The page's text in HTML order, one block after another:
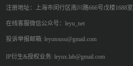
注册地址：上海市闵行区南川路666号戊楼1688室
在线客服微信公众号：leyu_net
投诉举报邮箱: leyutousu@gmail.com
IP衍生&授权业务: leyux.lab@gmail.com